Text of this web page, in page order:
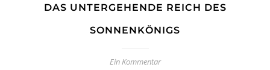
DAS UNTERGEHENDE REICH DES
SONNENKÖNIGS
Ein Kommentar